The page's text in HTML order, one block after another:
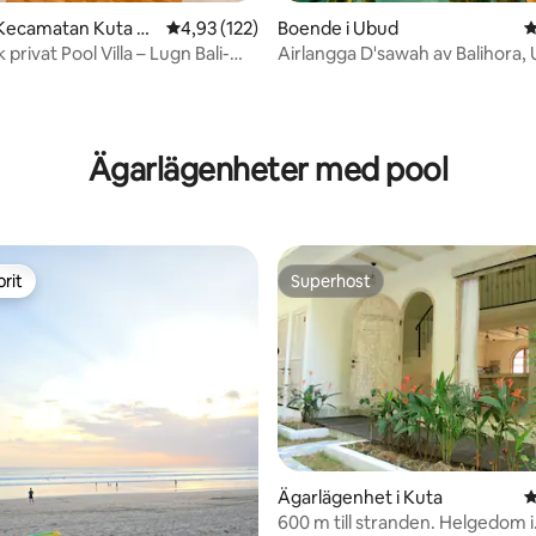
betyg, 121 omdömen
Kuta Se
4,93 av 5 i genomsnittligt betyg, 122
4,93 (122)
privat Pool Villa – Lugn Bali-
Boende i Ubud
Airlangga D'sawah av Balihora,
Ägarlägenheter med pool
betyg, 24 omdömen
Superhost
Superhost
Ägarlägenhet i Kuta
600 m till stranden. Helgedom i